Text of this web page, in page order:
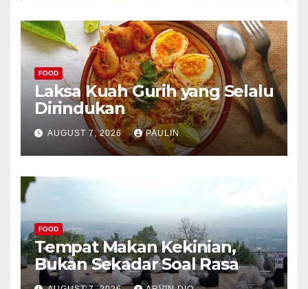
FOOD
Laksa Kuah Gurih yang Selalu
Dirindukan
AUGUST 7, 2026 PAULIN
FOOD
Tempat Makan Kekinian,
Bukan Sekadar Soal Rasa